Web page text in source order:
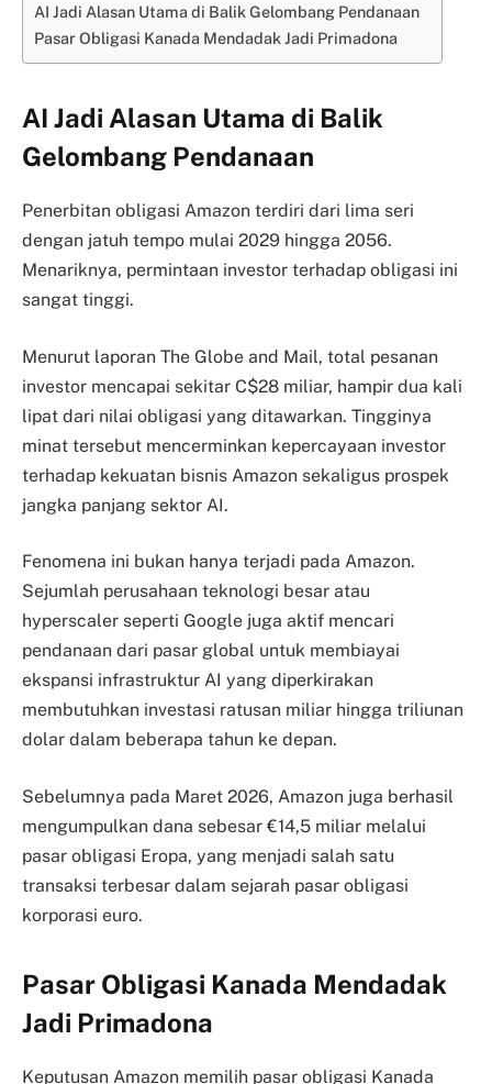
AI Jadi Alasan Utama di Balik Gelombang Pendanaan
Pasar Obligasi Kanada Mendadak Jadi Primadona
AI Jadi Alasan Utama di Balik
Gelombang Pendanaan
Penerbitan obligasi Amazon terdiri dari lima seri
dengan jatuh tempo mulai 2029 hingga 2056.
Menariknya, permintaan investor terhadap obligasi ini
sangat tinggi.
Menurut laporan The Globe and Mail, total pesanan
investor mencapai sekitar C$28 miliar, hampir dua kali
lipat dari nilai obligasi yang ditawarkan. Tingginya
minat tersebut mencerminkan kepercayaan investor
terhadap kekuatan bisnis Amazon sekaligus prospek
jangka panjang sektor AI.
Fenomena ini bukan hanya terjadi pada Amazon.
Sejumlah perusahaan teknologi besar atau
hyperscaler seperti Google juga aktif mencari
pendanaan dari pasar global untuk membiayai
ekspansi infrastruktur AI yang diperkirakan
membutuhkan investasi ratusan miliar hingga triliunan
dolar dalam beberapa tahun ke depan.
Sebelumnya pada Maret 2026, Amazon juga berhasil
mengumpulkan dana sebesar €14,5 miliar melalui
pasar obligasi Eropa, yang menjadi salah satu
transaksi terbesar dalam sejarah pasar obligasi
korporasi euro.
Pasar Obligasi Kanada Mendadak
Jadi Primadona
Keputusan Amazon memilih pasar obligasi Kanada